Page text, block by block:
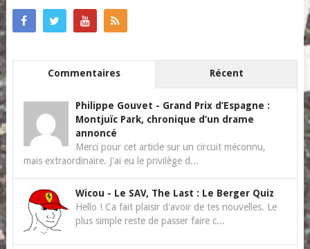
Commentaires Récent
Philippe Gouvet - Grand Prix d’Espagne :
Montjuïc Park, chronique d’un drame
annoncé
Merci pour cet article sur un circuit méconnu,
mais extraordinaire. J'ai eu le privilège d...
Wicou - Le SAV, The Last : Le Berger Quiz
Hello ! Ca fait plaisir d'avoir de tes nouvelles. Le
plus simple reste de passer faire c...